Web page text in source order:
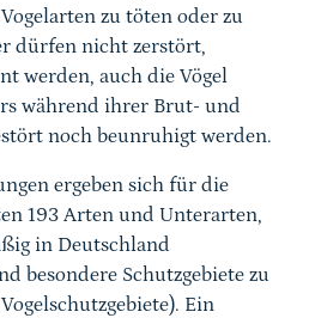
zu töten oder zu
dürfen nicht zerstört,
werden, auch die Vögel
während ihrer Brut- und
noch beunruhigt werden.
ergeben sich für die
193 Arten und Unterarten,
in Deutschland
besondere Schutzgebiete zu
Ein